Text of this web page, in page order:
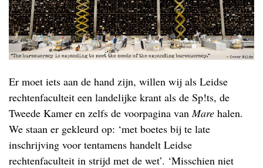
Er moet iets aan de hand zijn, willen wij als Leidse
rechtenfaculteit een landelijke krant als de Sp!ts, de
Tweede Kamer en zelfs de voorpagina vanMare halen.
We staan er gekleurd op: ‘met boetes bij te late
inschrijving voor tentamens handelt Leidse
rechtenfaculteit in strijd met de wet’. ‘Misschien niet